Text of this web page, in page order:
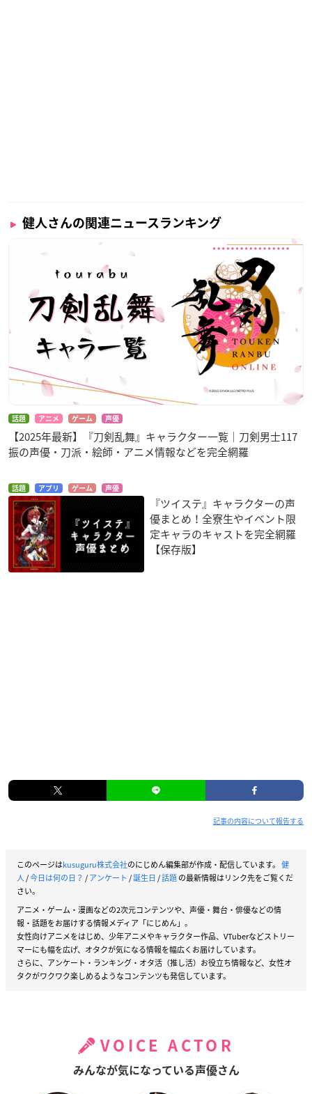
健人さんの関連ニュースランキング
話題 アニメ ゲーム 声優
【2025年最新】『刀剣乱舞』キャラクター一覧｜刀剣男士117
振の声優・刀派・絵師・アニメ情報などを完全網羅
話題 アプリ ゲーム 声優
『ツイステ』キャラクターの声
優まとめ！全寮生やイベント限
定キャラのキャストを完全網羅
【保存版】
記事の内容について報告する
このページはkusuguru株式会社のにじめん編集部が作成・配信しています。 健
人/今日は何の日？ /アンケート /誕生日/話題の最新情報はリンク先をご覧くだ
さい。
アニメ・ゲーム・漫画などの2次元コンテンツや、声優・舞台・俳優などの情
報・話題をお届けする情報メディア「にじめん」。
女性向けアニメをはじめ、少年アニメやキャラクター作品、VTuberなどストリー
マーにも幅を広げ、オタクが気になる情報を幅広くお届けしています。
さらに、アンケート・ランキング・オタ活（推し活）お役立ち情報など、女性オ
タクがワクワク楽しめるようなコンテンツも発信しています。
VOICE ACTOR
みんなが気になっている声優さん